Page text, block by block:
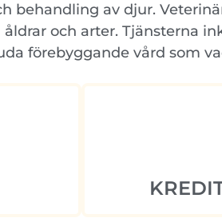
behandling av djur.
och arter. Tjänsterna
förebyggande vård som